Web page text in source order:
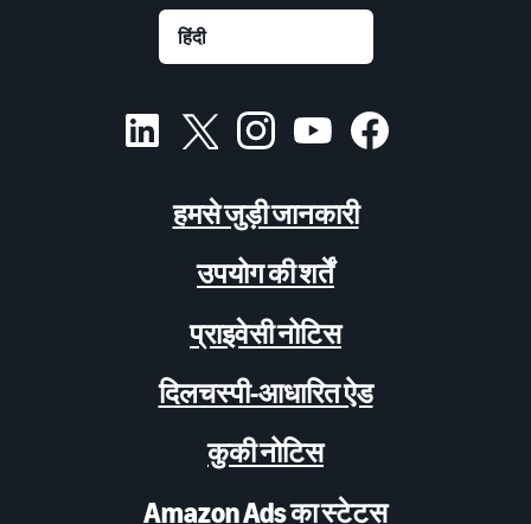
हमसे जुड़ी जानकारी
उपयोग की शर्तें
प्राइवेसी नोटिस
दिलचस्पी-आधारित ऐड
कुकी नोटिस
Amazon Ads का स्टेटस